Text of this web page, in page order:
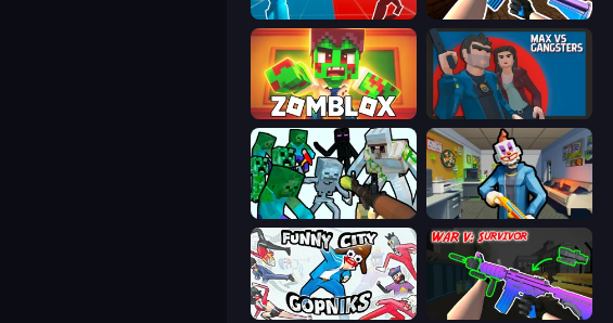
Battle of the Soldiers: Red vs Blue KS Z
Zomblox Max vs Gangsters
Save the Hostages
Funny City: Gopniks War V: Survivor